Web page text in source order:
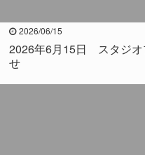
2026/06/15
2026年6月15日 スタジオ
せ